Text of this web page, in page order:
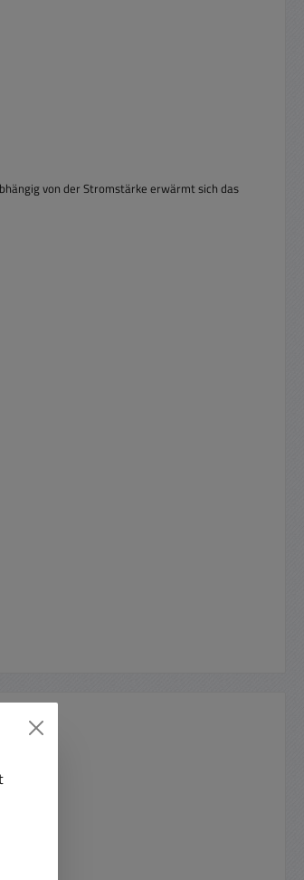
von der Stromstärke erwärmt sich das